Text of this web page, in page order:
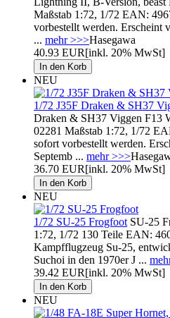
Maßstab 1:72, 1/72 EAN:
vorbestellt werden. Erscheint
... mehr >>>Hasegawa
40.93 EUR[inkl. 20% MwSt]
NEU
1/72 J35F Draken & SH37
Draken & SH37 Viggen F13
02281 Maßstab 1:72, 1/72
sofort vorbestellt werden.
Septemb ... mehr >>>
36.70 EUR[inkl. 20% MwSt]
NEU
1/72 SU-25 Frogfoot SU-25
1:72, 1/72 130 Teile EAN:
Kampfflugzeug Su-25,
Suchoi in den 1970er J ...
39.42 EUR[inkl. 20% MwSt]
NEU